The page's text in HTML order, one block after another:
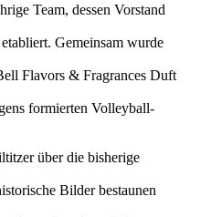
Team, dessen Vorstand
Gemeinsam wurde
Flavors & Fragrances Duft
formierten Volleyball-
über die bisherige
Bilder bestaunen